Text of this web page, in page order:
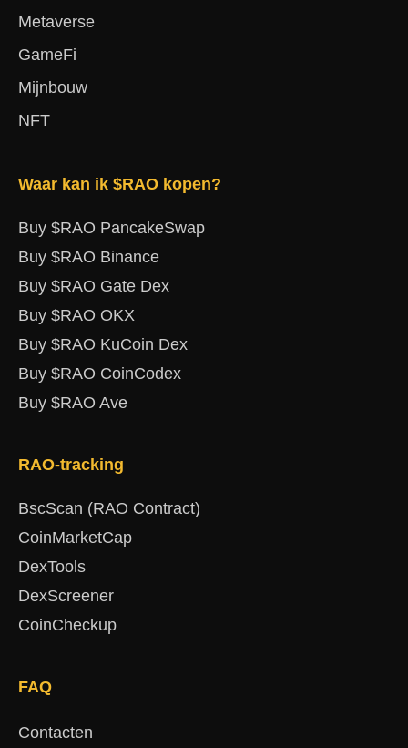
Metaverse
GameFi
Mijnbouw
NFT
Waar kan ik $RAO kopen?
Buy $RAO PancakeSwap
Buy $RAO Binance
Buy $RAO Gate Dex
Buy $RAO OKX
Buy $RAO KuCoin Dex
Buy $RAO CoinCodex
Buy $RAO Ave
RAO-tracking
BscScan (RAO Contract)
CoinMarketCap
DexTools
DexScreener
CoinCheckup
FAQ
Contacten